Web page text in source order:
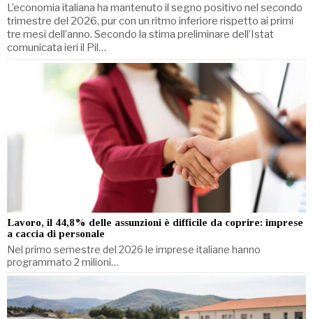
L’economia italiana ha mantenuto il segno positivo nel secondo
trimestre del 2026, pur con un ritmo inferiore rispetto ai primi
tre mesi dell’anno. Secondo la stima preliminare dell’Istat
comunicata ieri il Pil…
Lavoro, il 44,8% delle assunzioni è difficile da coprire: imprese
a caccia di personale
Nel primo semestre del 2026 le imprese italiane hanno
programmato 2 milioni…